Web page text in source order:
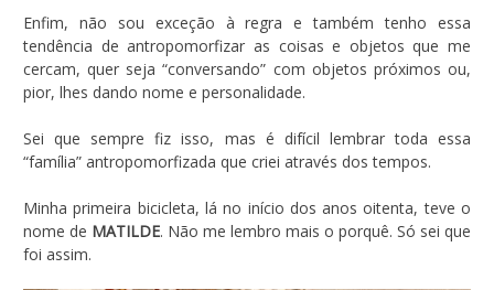
Enfim, não sou exceção à regra e também tenho essa
tendência de antropomorfizar as coisas e objetos que me
cercam, quer seja “conversando” com objetos próximos ou,
pior, lhes dando nome e personalidade.
Sei que sempre fiz isso, mas é difícil lembrar toda essa
“família” antropomorfizada que criei através dos tempos.
Minha primeira bicicleta, lá no início dos anos oitenta, teve o
nome de MATILDE. Não me lembro mais o porquê. Só sei que
foi assim.